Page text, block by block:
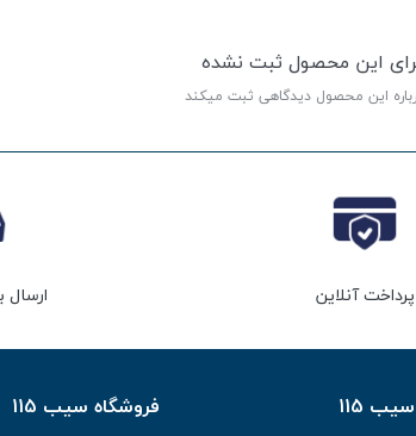
این محصول ثبت نشده
این محصول دیدگاهی ثبت میکند
پرداخت آنلاین
115 فروشگاه سیب 115